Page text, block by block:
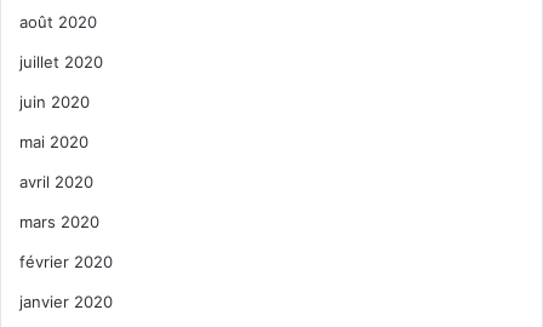
août 2020
juillet 2020
juin 2020
mai 2020
avril 2020
mars 2020
février 2020
janvier 2020